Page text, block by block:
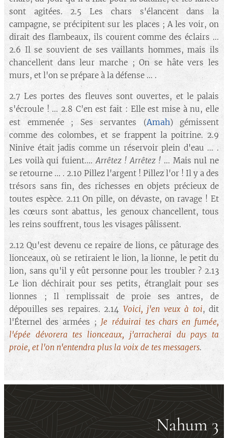
sont agitées. 2.5 Les chars s'élancent dans la
campagne, se précipitent sur les places ; A les voir, on
dirait des flambeaux, ils courent comme des éclairs ...
2.6 Il se souvient de ses vaillants hommes, mais ils
chancellent dans leur marche ; On se hâte vers les
murs, et l'on se prépare à la défense ... .
2.7 Les portes des fleuves sont ouvertes, et le palais
s'écroule ! ... 2.8 C'en est fait : Elle est mise à nu, elle
est emmenée ; Ses servantes (Amah) gémissent
comme des colombes, et se frappent la poitrine. 2.9
Ninive était jadis comme un réservoir plein d'eau ... .
Les voilà qui fuient....Arrêtez ! Arrêtez ! ... Mais nul ne
se retourne ... . 2.10 Pillez l'argent ! Pillez l'or ! Il y a des
trésors sans fin, des richesses en objets précieux de
toutes espèce. 2.11 On pille, on dévaste, on ravage ! Et
les cœurs sont abattus, les genoux chancellent, tous
les reins souffrent, tous les visages pâlissent.
2.12 Qu'est devenu ce repaire de lions, ce pâturage des
lionceaux, où se retiraient le lion, la lionne, le petit du
lion, sans qu'il y eût personne pour les troubler ? 2.13
Le lion déchirait pour ses petits, étranglait pour ses
lionnes ; Il remplissait de proie ses antres, de
dépouilles ses repaires. 2.14 Voici, j'en veux à toi, dit
l'Éternel des armées ; Je réduirai tes chars en fumée,
l'épée dévorera tes lionceaux, j'arracherai du pays ta
proie, et l'on n'entendra plus la voix de tes messagers.
Nahum 3